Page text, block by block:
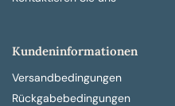
Kundeninformationen
Versandbedingungen
Rückgabebedingungen